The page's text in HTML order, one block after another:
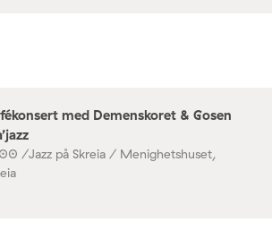
med Demenskoret & Gosen
/Jazz på Skreia / Menighetshuset,